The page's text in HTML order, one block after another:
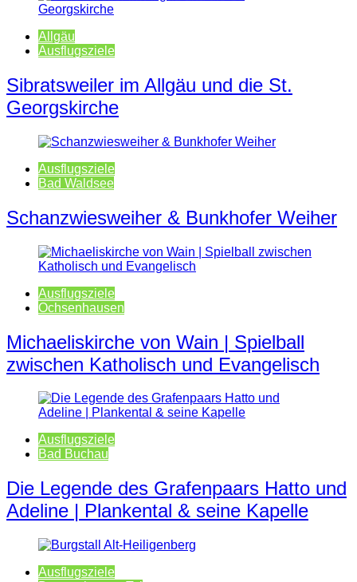
Allgäu
Ausflugsziele
Sibratsweiler im Allgäu und die St.
Georgskirche
Ausflugsziele
Bad Waldsee
Schanzwiesweiher & Bunkhofer Weiher
Ausflugsziele
Ochsenhausen
Michaeliskirche von Wain | Spielball
zwischen Katholisch und Evangelisch
Ausflugsziele
Bad Buchau
Die Legende des Grafenpaars Hatto und
Adeline | Plankental & seine Kapelle
Ausflugsziele